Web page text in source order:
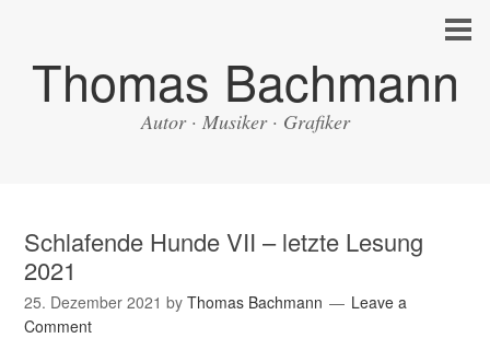
Thomas Bachmann
Autor · Musiker · Grafiker
Schlafende Hunde VII – letzte Lesung
2021
25. Dezember 2021 byThomas Bachmann
Leave a
Comment